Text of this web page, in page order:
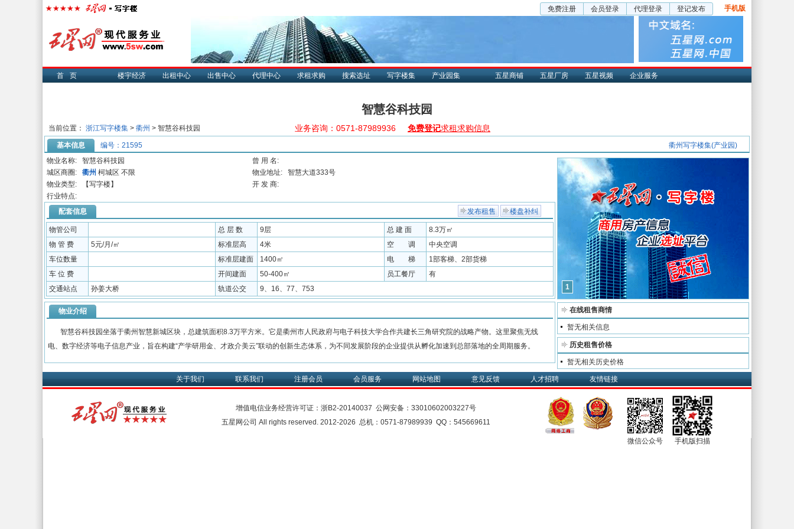
免费注册 会员登录 代理登录 登记发布 手机版
首页 楼宇经济 出租中心 出售中心 代理中心 求租求购 搜索选址 写字楼集 产业园集 五星商铺 五星厂房 五星视频 企业服务
智慧谷科技园
当前位置： 浙江写字楼集 > 衢州 > 智慧谷科技园 业务咨询：0571-87989936 免费登记求租求购信息
基本信息 编号：21595
衢州写字楼集(产业园)
物业名称:
智慧谷科技园
曾 用 名:
城区商圈:
衢州 柯城区 不限 物业地址:
智慧大道333号
物业类型:
【写字楼】
开 发 商:
行业特点:
发布租售
楼盘补纠
配套信息
物管公司 总 层 数 9层 总 建 面
8.3万㎡
物 管 费
5元/月/㎡ 标准层高 4米 空 调
中央空调
车位数量
标准层建面 1400㎡ 电 梯
1部客梯、2部货梯
车 位 费
开间建面 50-400㎡ 员工餐厅
有
交通站点
孙姜大桥 轨道公交 9、16、77、753
物业介绍
智慧谷科技园坐落于衢州智慧新城区块，总建筑面积8.3万平方米。它是衢州市人民政府与电子科技大学合作共建长三角研究院的战略产物。这里聚焦无线
电、数字经济等电子信息产业，旨在构建“产学研用金、才政介美云”联动的创新生态体系，为不同发展阶段的企业提供从孵化加速到总部落地的全周期服务。
1
在线租售商情
暂无相关信息
历史租售价格
暂无相关历史价格
关于我们 联系我们 注册会员 会员服务 网站地图 意见反馈 人才招聘 友情链接
增值电信业务经营许可证： 浙B2-20140037 公网安备： 33010602003227号
五星网公司 All rights reserved. 2012-2026 总机：0571-87989939 QQ：545669611
微信公众号 手机版扫描